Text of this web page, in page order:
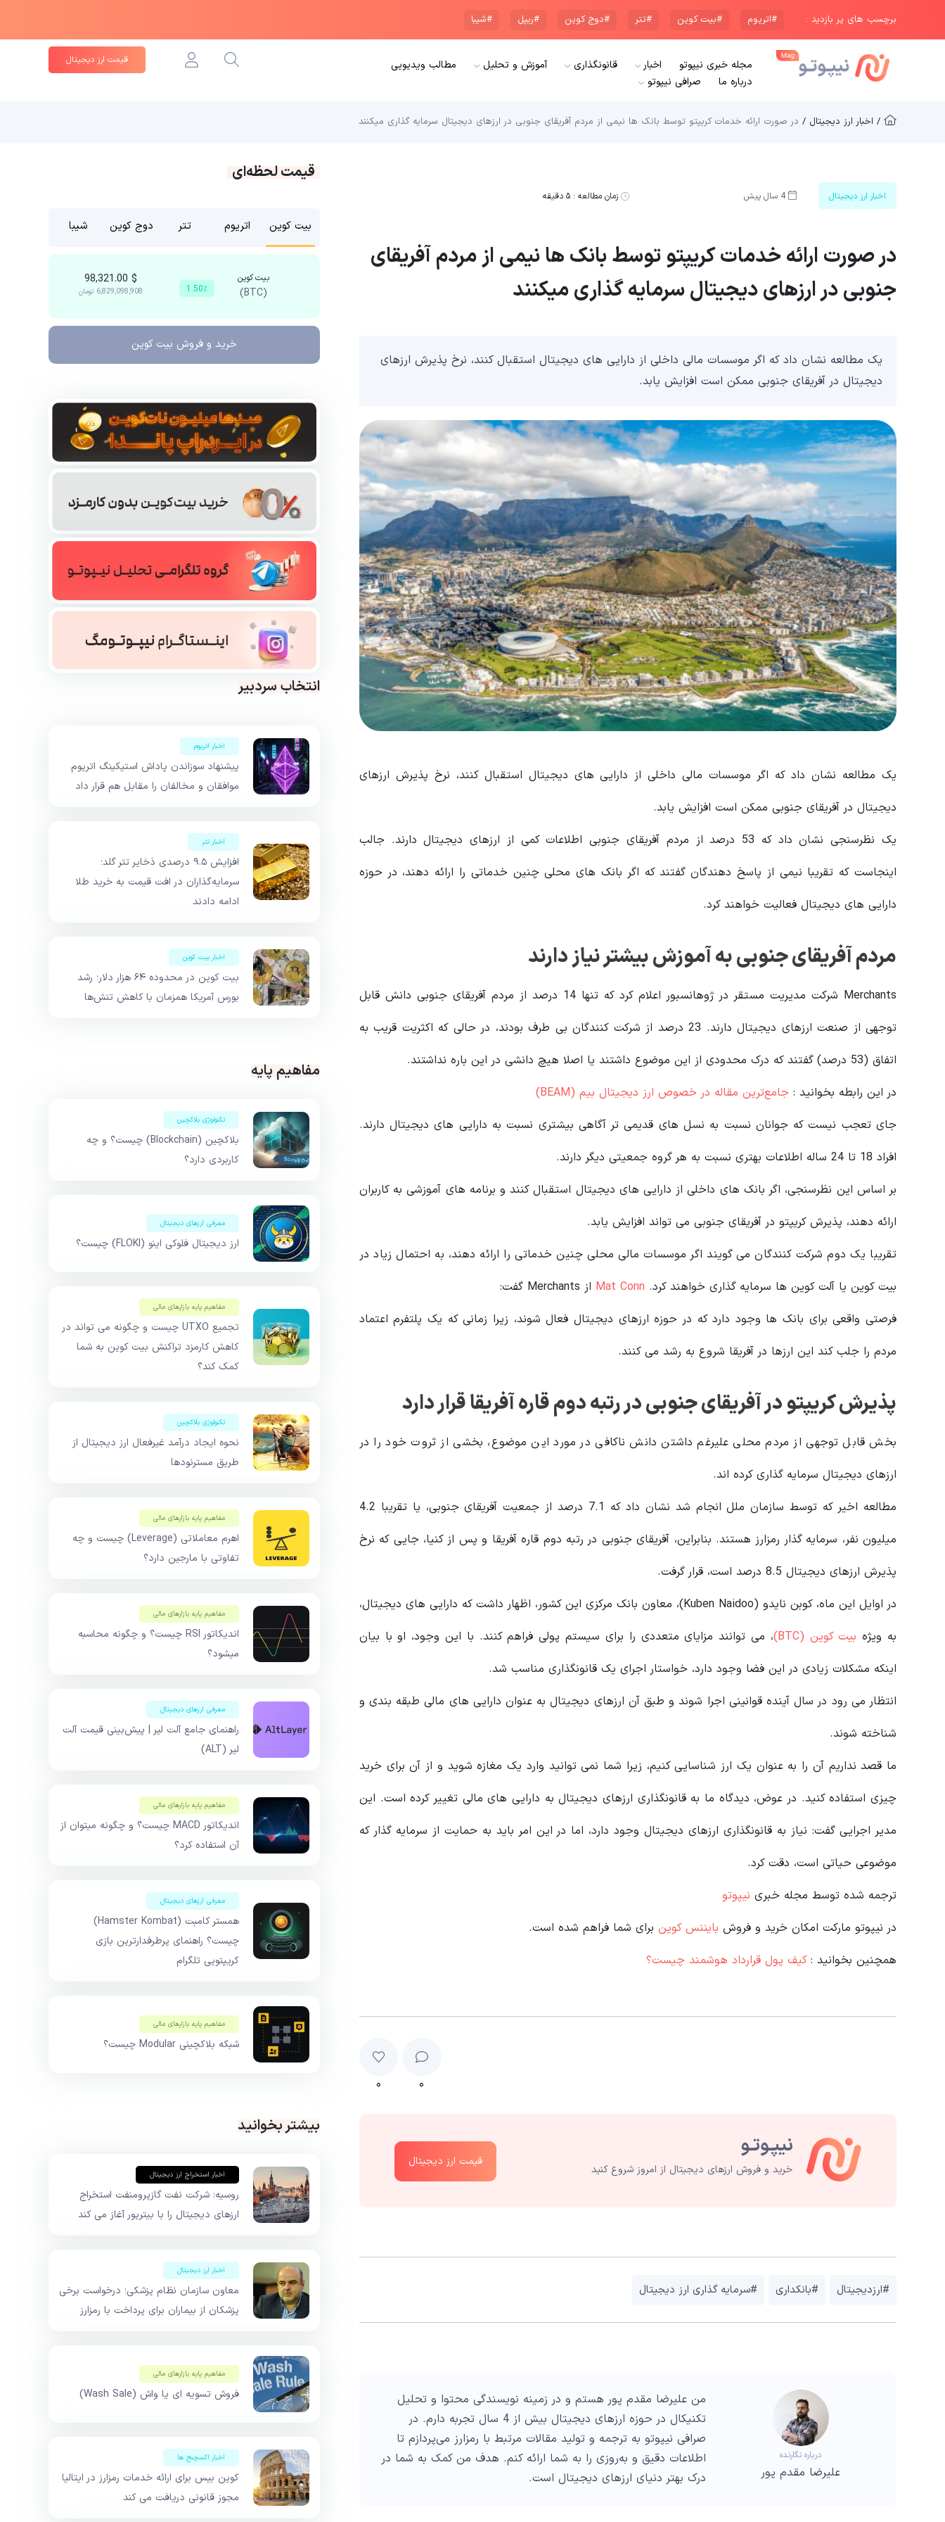
برچسب های پر بازدید : #اتریوم #بیت کوین #تتر #دوج کوین #ریپل #شیبا
مجله خبری نیپوتو اخبار قانونگذاری آموزش و تحلیل
مطالب ویدیویی
درباره ما
صرافی نیپوتو
قیمت ارز دیجیتال
/ اخبار ارز دیجیتال / در صورت ارائه خدمات کریپتو توسط بانک‌ ها نیمی از مردم آفریقای جنوبی در ارزهای دیجیتال سرمایه‌ گذاری میکنند
اخبار ارز دیجیتال 4 سال پیش زمان مطالعه :۵ دقیقه
در صورت ارائه خدمات کریپتو توسط بانک‌ ها نیمی از مردم آفریقای
جنوبی در ارزهای دیجیتال سرمایه‌ گذاری میکنند
یک مطالعه نشان داد که اگر موسسات مالی داخلی از دارایی های دیجیتال استقبال کنند، نرخ پذیرش ارزهای
دیجیتال در آفریقای جنوبی ممکن است افزایش یابد.
یک مطالعه نشان داد که اگر موسسات مالی داخلی از دارایی های دیجیتال استقبال کنند، نرخ پذیرش ارزهای
دیجیتال در آفریقای جنوبی ممکن است افزایش یابد.
یک نظرسنجی نشان داد که 53 درصد از مردم آفریقای جنوبی اطلاعات کمی از ارزهای دیجیتال دارند. جالب
اینجاست که تقریبا نیمی از پاسخ دهندگان گفتند که اگر بانک های محلی چنین خدماتی را ارائه دهند، در حوزه
دارایی های دیجیتال فعالیت خواهند کرد.
مردم آفریقای جنوبی به آموزش بیشتر نیاز دارند
Merchants شرکت مدیریت مستقر در ژوهانسبور اعلام کرد که تنها 14 درصد از مردم آفریقای جنوبی دانش قابل
توجهی از صنعت ارزهای دیجیتال دارند. 23 درصد از شرکت کنندگان بی طرف بودند، در حالی که اکثریت قریب به
اتفاق (53 درصد) گفتند که درک محدودی از این موضوع داشتند یا اصلا هیچ دانشی در این باره نداشتند.
در این رابطه بخوانید‌ : جامع‌ترین مقاله در خصوص ارز دیجیتال بیم (BEAM)
جای تعجب نیست که جوانان نسبت به نسل های قدیمی تر آگاهی بیشتری نسبت به دارایی های دیجیتال دارند.
افراد 18 تا 24 ساله اطلاعات بهتری نسبت به هر گروه جمعیتی دیگر دارند.
بر اساس این نظرسنجی، اگر بانک های داخلی از دارایی های دیجیتال استقبال کنند و برنامه های آموزشی به کاربران
ارائه دهند، پذیرش کریپتو در آفریقای جنوبی می تواند افزایش یابد.
تقریبا یک دوم شرکت‌ کنندگان می‌ گویند اگر موسسات مالی محلی چنین خدماتی را ارائه دهند، به احتمال زیاد در
بیت‌ کوین یا آلت‌ کوین‌ ها سرمایه‌ گذاری خواهند کرد. Mat Conn از Merchants گفت:
فرصتی واقعی برای بانک‌ ها وجود دارد که در حوزه ارزهای دیجیتال فعال شوند، زیرا زمانی که یک پلتفرم اعتماد
مردم را جلب کند این ارزها در آفریقا شروع به رشد می‌ کنند.
پذیرش کریپتو در آفریقای جنوبی در رتبه دوم قاره آفریقا قرار دارد
بخش قابل توجهی از مردم محلی علیرغم داشتن دانش ناکافی در مورد این موضوع، بخشی از ثروت خود را در
ارزهای دیجیتال سرمایه گذاری کرده اند.
مطالعه اخیر که توسط سازمان ملل انجام شد نشان داد که 7.1 درصد از جمعیت آفریقای جنوبی، یا تقریبا 4.2
میلیون نفر، سرمایه گذار رمزارز هستند. بنابراین، آفریقای جنوبی در رتبه دوم قاره آفریقا و پس از کنیا، جایی که نرخ
پذیرش ارزهای دیجیتال 8.5 درصد است، قرار گرفت.
در اوایل این ماه، کوبن نایدو (Kuben Naidoo)، معاون بانک مرکزی این کشور، اظهار داشت که دارایی‌ های دیجیتال،
به‌ ویژه بیت کوین (BTC)
، می‌ توانند مزایای متعددی را برای سیستم پولی فراهم کنند. با این وجود، او با بیان
اینکه مشکلات زیادی در این فضا وجود دارد، خواستار اجرای یک قانونگذاری مناسب شد.
انتظار می رود در سال آینده قوانینی اجرا شوند و طبق آن ارزهای دیجیتال به عنوان دارایی های مالی طبقه بندی و
شناخته شوند.
ما قصد نداریم آن را به عنوان یک ارز شناسایی کنیم، زیرا شما نمی توانید وارد یک مغازه شوید و از آن برای خرید
چیزی استفاده کنید. در عوض، دیدگاه ما به قانونگذاری ارزهای دیجیتال به دارایی های مالی تغییر کرده است. این
مدیر اجرایی گفت: نیاز به قانونگذاری ارزهای دیجیتال وجود دارد، اما در این امر باید به حمایت از سرمایه گذار که
موضوعی حیاتی است، دقت کرد.
ترجمه شده توسط مجله خبری نیپوتو
در نیپوتو مارکت امکان خرید و فروش بایننس کوین برای شما فراهم شده است.
همچنین بخوانید : کیف پول قرارداد هوشمند چیست؟
۰ ۰
خرید و فروش ارزهای دیجیتال از امروز شروع کنید
قیمت ارز دیجیتال
#ارزدیجیتال #بانکداری #سرمایه گذاری ارز دیجیتال
درباره نگارنده
علیرضا مقدم پور
من علیرضا مقدم پور هستم و در زمینه نویسندگی محتوا و تحلیل
تکنیکال در حوزه ارزهای دیجیتال بیش از 4 سال تجربه دارم. در
صرافی نیپوتو به ترجمه و تولید مقالات مرتبط با رمزارز می‌پردازم تا
اطلاعات دقیق و به‌روزی را به شما ارائه کنم. هدف من کمک به شما در
درک بهتر دنیای ارزهای دیجیتال است.
قیمت لحظه‌ای
بیت کوین اتریوم تتر دوج کوین شیبا
بیت کوین
(BTC) 1.50٪
$
6,829,098,908 تومان
خرید و فروش بیت کوین
انتخاب سردبیر
اخبار اتریوم
پیشنهاد سوزاندن پاداش استیکینگ اتریوم
موافقان و مخالفان را مقابل هم قرار داد
اخبار تتر
افزایش ۹.۵ درصدی ذخایر تتر گلد؛
سرمایه‌گذاران در افت قیمت به خرید طلا
ادامه دادند
اخبار بیت کوین
بیت کوین در محدوده ۶۴ هزار دلار؛ رشد
بورس آمریکا همزمان با کاهش تنش‌ها
مفاهیم پایه
تکنولوژی بلاکچین
بلاکچین (Blockchain) چیست؟ و چه
کاربردی دارد؟
معرفی ارزهای دیجیتال
ارز دیجیتال فلوکی اینو (FLOKI) چیست؟
مفاهیم پایه بازار‌های مالی
تجمیع UTXO چیست و چگونه می تواند در
کاهش کارمزد تراکنش بیت کوین به شما
کمک کند؟
تکنولوژی بلاکچین
نحوه ایجاد درآمد غیرفعال ارز دیجیتال از
طریق مسترنودها
مفاهیم پایه بازار‌های مالی
اهرم معاملاتی (Leverage) چیست و چه
تفاوتی با مارجین دارد؟
مفاهیم پایه بازار‌های مالی
اندیکاتور RSI‌ چیست؟ و چگونه محاسبه
میشود؟
معرفی ارزهای دیجیتال
راهنمای جامع آلت لیر | پیش‌بینی قیمت آلت
لیر (ALT)
مفاهیم پایه بازار‌های مالی
اندیکاتور MACD چیست؟ و چگونه میتوان از
آن استفاده کرد؟
معرفی ارزهای دیجیتال
همستر کامبت (Hamster Kombat)
چیست؟ راهنمای پرطرفدارترین بازی
کریپتویی تلگرام
مفاهیم پایه بازار‌های مالی
شبکه بلاکچینی Modular چیست؟
بیشتر بخوانید
اخبار استخراج ارز دیجیتال
روسیه: شرکت نفت گازپرومنفت استخراج
ارزهای دیجیتال را با بیتریور آغاز می کند
اخبار ارز دیجیتال
معاون سازمان نظام پزشکی؛ درخواست برخی
پزشکان از بیماران برای پرداخت با رمزارز
مفاهیم پایه بازار‌های مالی
فروش تسویه ای یا واش (Wash Sale)
اخبار اکسچنج ها
کوین بیس برای ارائه خدمات رمزارز در ایتالیا
مجوز قانونی دریافت می کند